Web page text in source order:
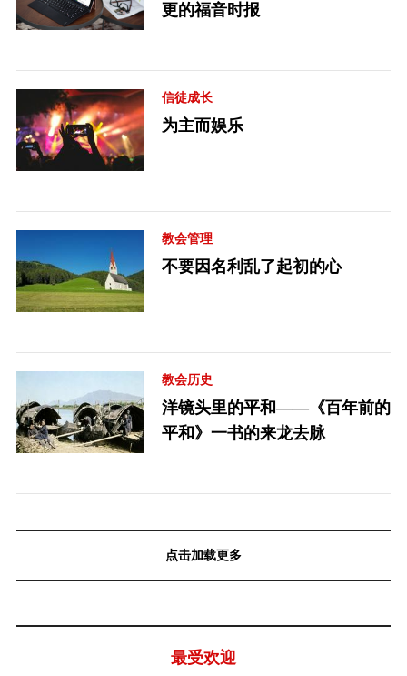
更的福音时报
信徒成长
为主而娱乐
教会管理
不要因名利乱了起初的心
教会历史
洋镜头里的平和——《百年前的
平和》一书的来龙去脉
点击加载更多
最受欢迎